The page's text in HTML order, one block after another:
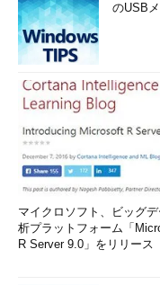
のUSB
マイクロソフト、ビッグ
析プラットフォーム「
R Server 9.0」をリリース